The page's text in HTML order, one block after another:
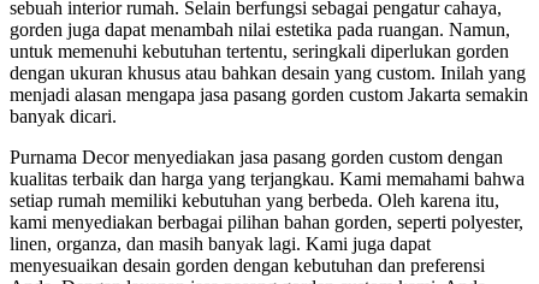
sebuah interior rumah. Selain berfungsi sebagai pengatur cahaya,
gorden juga dapat menambah nilai estetika pada ruangan. Namun,
untuk memenuhi kebutuhan tertentu, seringkali diperlukan gorden
dengan ukuran khusus atau bahkan desain yang custom. Inilah yang
menjadi alasan mengapa jasa pasang gorden custom Jakarta semakin
banyak dicari.
Purnama Decor menyediakan jasa pasang gorden custom dengan
kualitas terbaik dan harga yang terjangkau. Kami memahami bahwa
setiap rumah memiliki kebutuhan yang berbeda. Oleh karena itu,
kami menyediakan berbagai pilihan bahan gorden, seperti polyester,
linen, organza, dan masih banyak lagi. Kami juga dapat
menyesuaikan desain gorden dengan kebutuhan dan preferensi